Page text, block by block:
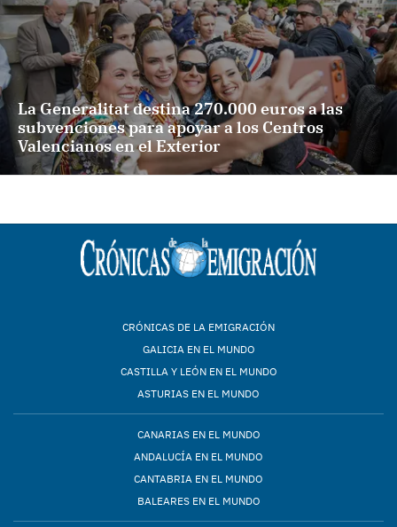
La Generalitat destina 270.000 euros a las
subvenciones para apoyar a los Centros
Valencianos en el Exterior
CRÓNICAS DE LA EMIGRACIÓN
GALICIA EN EL MUNDO
CASTILLA Y LEÓN EN EL MUNDO
ASTURIAS EN EL MUNDO
CANARIAS EN EL MUNDO
ANDALUCÍA EN EL MUNDO
CANTABRIA EN EL MUNDO
BALEARES EN EL MUNDO